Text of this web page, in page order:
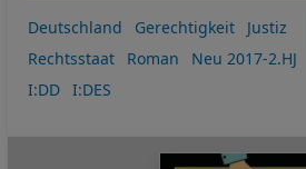
Deutschland Gerechtigkeit
Justiz
Rechtsstaat
Roman
Neu 2017-2.HJ
I:DD
I:DES